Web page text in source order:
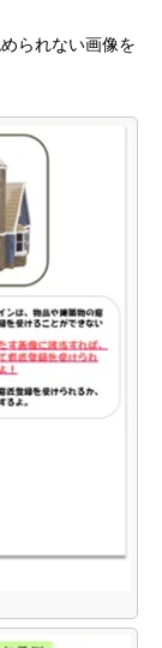
られない画像を